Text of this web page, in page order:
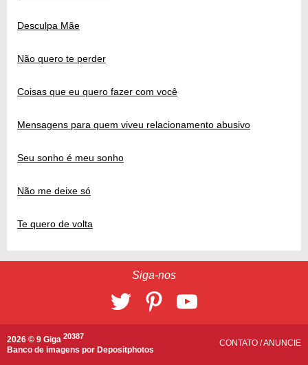
Desculpa Mãe
Não quero te perder
Coisas que eu quero fazer com você
Mensagens para quem viveu relacionamento abusivo
Seu sonho é meu sonho
Não me deixe só
Te quero de volta
Siga-nos
2026 © 9 Giga 20387
Banco de imagens por Depositphotos
CONTATO /ANUNCIE